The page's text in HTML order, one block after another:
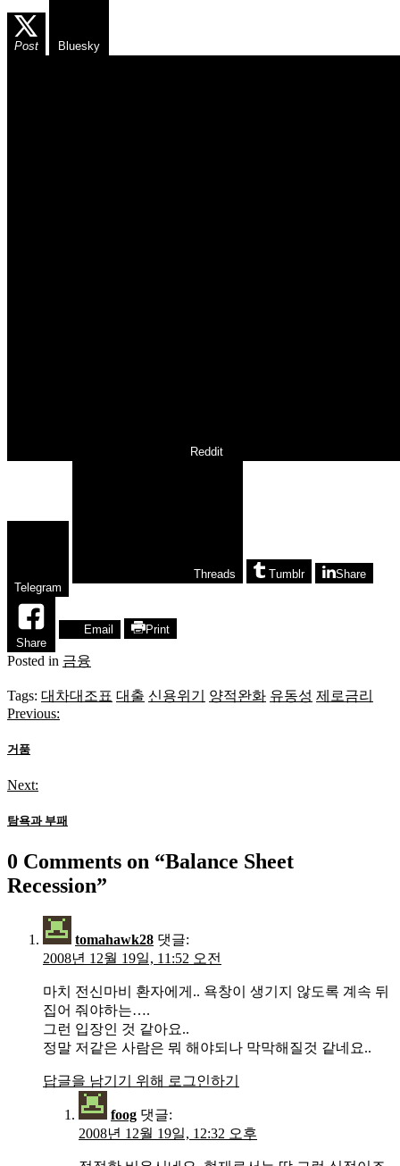
Post Bluesky
Reddit
Telegram
Threads Tumblr Share
Share
Email Print
Posted in 금융
Tags: 대차대조표 대출 신용위기 양적완화 유동성 제로금리
글
탐
색
Previous:
거품
Next:
탐욕과 부패
0 Comments on “Balance Sheet
Recession”
tomahawk28 댓글:
2008년 12월 19일, 11:52 오전
마치 전신마비 환자에게.. 욕창이 생기지 않도록 계속 뒤
집어 줘야하는….
그런 입장인 것 같아요..
정말 저같은 사람은 뭐 해야되나 막막해질것 같네요..
답글을 남기기 위해 로그인하기
foog 댓글:
2008년 12월 19일, 12:32 오후